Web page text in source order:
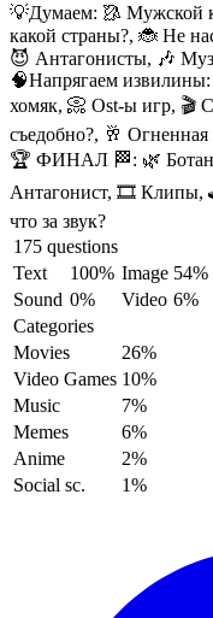
💡Думаем: 🥻 Мужской
какой страны?, 🐞 Не
😈 Антагонисты, 🎶
🧠Напрягаем извилины:
хомяк, 📀 Ost-ы игр, 🎬
съедобно?, 🥂
🏆 ФИНАЛ 🏁: 🌿
Антагонист, 🎞️
что за звук?
175 questions
Text
100% Image 54%
Sound 0% Video 6%
Categories
Movies
26%
Video Games 10%
Music
7%
Memes
6%
Anime
2%
Social sc.
1%